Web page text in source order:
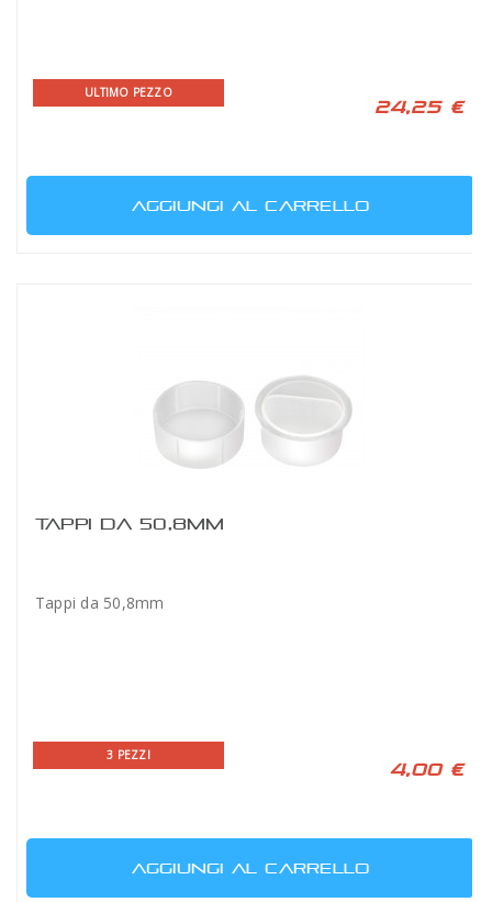
ULTIMO PEZZO
24,25 €
AGGIUNGI AL CARRELLO
TAPPI DA 50,8MM
Tappi da 50,8mm
3 PEZZI
4,00 €
AGGIUNGI AL CARRELLO